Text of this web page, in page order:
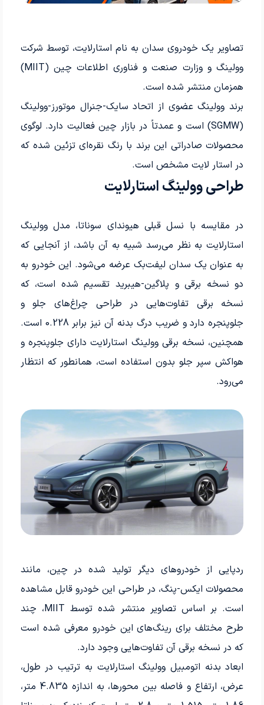
تصاویر یک خودروی سدان به نام استارلایت، توسط شرکت
وولینگ و وزارت صنعت و فناوری اطلاعات چین (MIIT)
همزمان منتشر شده است.
برند وولینگ عضوی از اتحاد سایک-جنرال موتورز-وولینگ
(SGMW) است و عمدتاً در بازار چین فعالیت دارد. لوگوی
محصولات صادراتی این برند با رنگ نقره‌ای تزئین شده که
در استار لایت مشخص است.
طراحی وولینگ استارلایت
در مقایسه با نسل قبلی هیوندای سوناتا، مدل وولینگ
استارلایت به نظر می‌رسد شبیه به آن باشد، از آنجایی که
به عنوان یک سدان لیفت‌بک عرضه می‌شود. این خودرو به
دو نسخه برقی و پلاگین-هیبرید تقسیم شده است، که
نسخه برقی تفاوت‌هایی در طراحی چراغ‌های جلو و
جلوپنجره دارد و ضریب درگ بدنه آن نیز برابر 0.228 است.
همچنین، نسخه برقی وولینگ استارلایت دارای جلوپنجره و
هواکش سپر جلو بدون استفاده است، همانطور که انتظار
می‌رود.
ردپایی از خودروهای دیگر تولید شده در چین، مانند
محصولات ایکس-پنگ، در طراحی این خودرو قابل مشاهده
است. بر اساس تصاویر منتشر شده توسط MIIT، چند
طرح مختلف برای رینگ‌های این خودرو معرفی شده است
که در نسخه برقی آن تفاوت‌هایی وجود دارد.
ابعاد بدنه اتومبیل وولینگ استارلایت به ترتیب در طول،
عرض، ارتفاع و فاصله بین محورها، به اندازه 4.835 متر،